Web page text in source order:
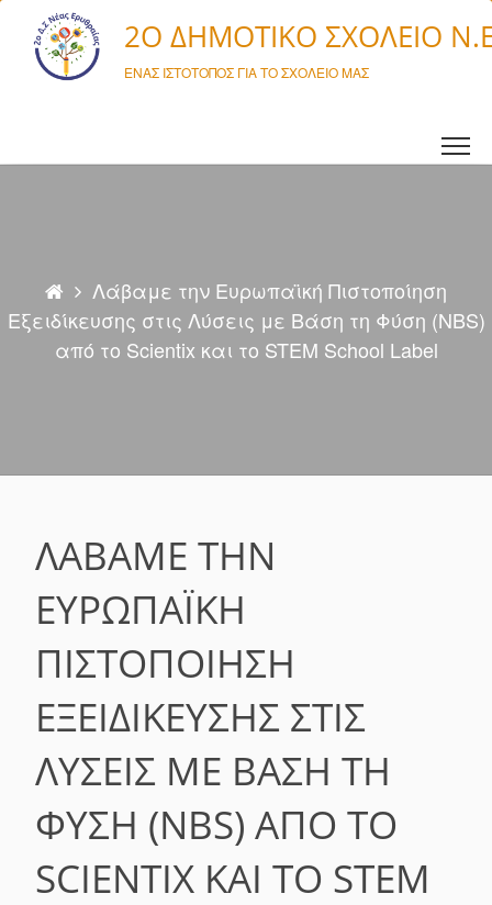
Μετάβαση σε περιεχόμενο
2O ΔΗΜΟΤΙΚΌ ΣΧΟΛΕΊΟ
ΈΝΑΣ ΙΣΤΌΤΟΠΟΣ ΓΙΑ ΤΟ ΣΧΟΛΕΊΟ ΜΑΣ
Λάβαμε την Ευρωπαϊκή Πιστοποίηση
Εξειδίκευσης στις Λύσεις με Βάση τη Φύση (NBS)
από το Scientix και το STEM School Label
ΛΆΒΑΜΕ ΤΗΝ
ΕΥΡΩΠΑΪΚΉ
ΠΙΣΤΟΠΟΊΗΣΗ
ΕΞΕΙΔΊΚΕΥΣΗΣ ΣΤΙΣ
ΛΎΣΕΙΣ ΜΕ ΒΆΣΗ ΤΗ
ΦΎΣΗ (NBS) ΑΠΌ ΤΟ
SCIENTIX ΚΑΙ ΤΟ STEM